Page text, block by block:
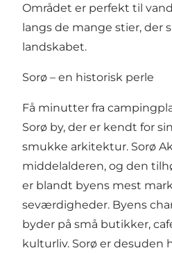
Området er perfekt til
langs de mange stier, der
landskabet.
Sorø – en historisk perle
Få minutter fra
Sorø by, der er kendt for
smukke arkitektur. Sorø
middelalderen, og den
er blandt byens mest
seværdigheder. Byens
byder på små butikker,
kulturliv. Sorø er